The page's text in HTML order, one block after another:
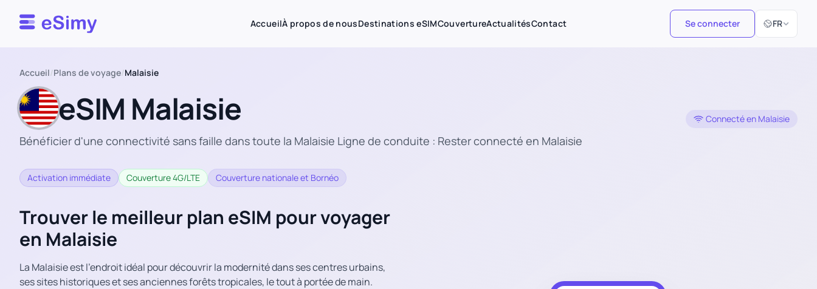
Esimy AccueilÀ propos de nousDestinations eSIMCouvertureActualitésContact Se connecter FR
Sélectionner
Accueil/Plans de voyage/Malaisie
eSIM Malaisie
Bénéficier d'une connectivité sans faille dans toute la Malaisie Ligne de conduite : Rester connecté en Malaisie
Connecté en Malaisie
Activation immédiate Couverture 4G/LTE Couverture nationale et Bornéo
Trouver le meilleur plan eSIM pour voyager
en Malaisie
La Malaisie est l’endroit idéal pour découvrir la modernité dans ses centres urbains,
ses sites historiques et ses anciennes forêts tropicales, le tout à portée de main.